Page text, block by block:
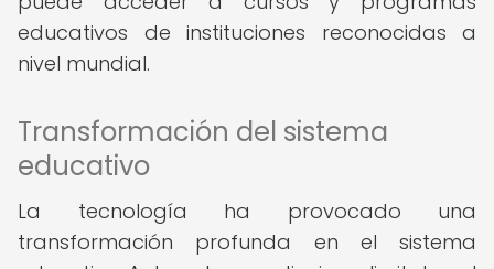
educativos de instituciones reconocidas a
nivel mundial.
Transformación del sistema
educativo
La tecnología ha provocado una
transformación profunda en el sistema